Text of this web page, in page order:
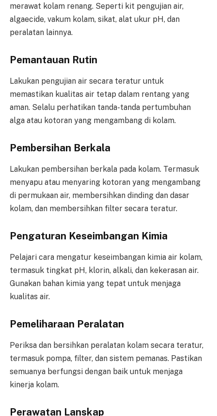
merawat kolam renang. Seperti kit pengujian air,
algaecide, vakum kolam, sikat, alat ukur pH, dan
peralatan lainnya.
Pemantauan Rutin
Lakukan pengujian air secara teratur untuk
memastikan kualitas air tetap dalam rentang yang
aman. Selalu perhatikan tanda-tanda pertumbuhan
alga atau kotoran yang mengambang di kolam.
Pembersihan Berkala
Lakukan pembersihan berkala pada kolam. Termasuk
menyapu atau menyaring kotoran yang mengambang
di permukaan air, membersihkan dinding dan dasar
kolam, dan membersihkan filter secara teratur.
Pengaturan Keseimbangan Kimia
Pelajari cara mengatur keseimbangan kimia air kolam,
termasuk tingkat pH, klorin, alkali, dan kekerasan air.
Gunakan bahan kimia yang tepat untuk menjaga
kualitas air.
Pemeliharaan Peralatan
Periksa dan bersihkan peralatan kolam secara teratur,
termasuk pompa, filter, dan sistem pemanas. Pastikan
semuanya berfungsi dengan baik untuk menjaga
kinerja kolam.
Perawatan Lanskap